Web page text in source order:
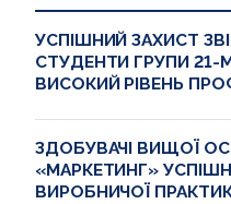
УСПІШНИЙ ЗАХИСТ
СТУДЕНТИ ГРУПИ
ВИСОКИЙ РІВЕНЬ
ЗДОБУВАЧІ ВИЩОЇ
«МАРКЕТИНГ»
ВИРОБНИЧОЇ